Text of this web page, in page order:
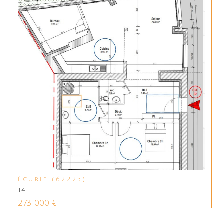
Écurie (62223)
T4
273 000 €